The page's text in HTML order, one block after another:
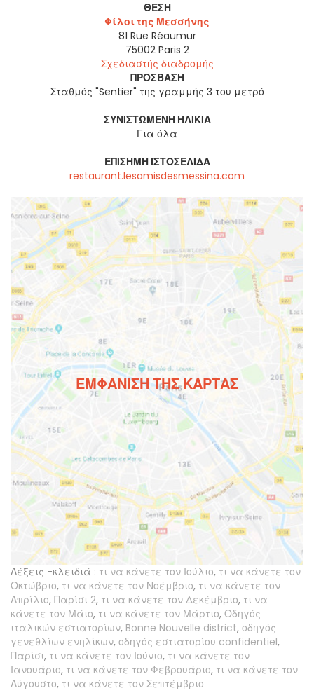
ΘΈΣΗ
Φίλοι της Μεσσήνης
81 Rue Réaumur
75002 Paris 2
Σχεδιαστής διαδρομής
ΠΡΌΣΒΑΣΗ
Σταθμός "Sentier" της γραμμής 3 του μετρό
ΣΥΝΙΣΤΏΜΕΝΗ ΗΛΙΚΊΑ
Για όλα
ΕΠΊΣΗΜΗ ΙΣΤΟΣΕΛΊΔΑ
restaurant.lesamisdesmessina.com
ΕΜΦΆΝΙΣΗ ΤΗΣ ΚΆΡΤΑΣ
Λέξεις -κλειδιά : τι να κάνετε τον Ιούλιο, τι να κάνετε τον
Οκτώβριο, τι να κάνετε τον Νοέμβριο, τι να κάνετε τον
Απρίλιο, Παρίσι 2, τι να κάνετε τον Δεκέμβριο, τι να
κάνετε τον Μάιο, τι να κάνετε τον Μάρτιο, Οδηγός
ιταλικών εστιατορίων, Bonne Nouvelle district, οδηγός
γενεθλίων ενηλίκων, οδηγός εστιατορίου confidentiel,
Παρίσι, τι να κάνετε τον Ιούνιο, τι να κάνετε τον
Ιανουάριο, τι να κάνετε τον Φεβρουάριο, τι να κάνετε τον
Αύγουστο, τι να κάνετε τον Σεπτέμβριο